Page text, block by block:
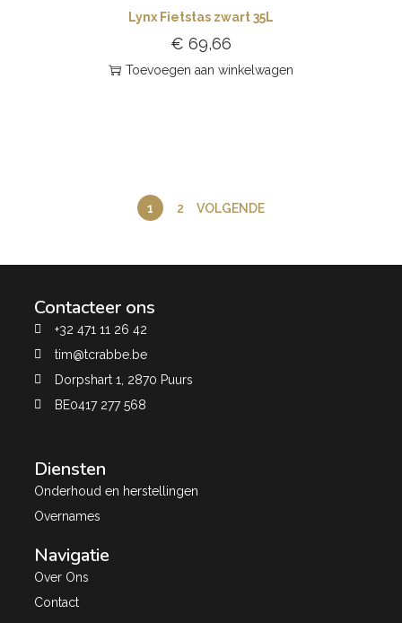
Lynx Fietstas zwart 35L
€ 69,66
Toevoegen aan winkelwagen
1 2 VOLGENDE
Contacteer ons
+32 471 11 26 42
tim@tcrabbe.be
Dorpshart 1, 2870 Puurs
BE0417 277 568
Diensten
Onderhoud en herstellingen
Overnames
Navigatie
Over Ons
Contact